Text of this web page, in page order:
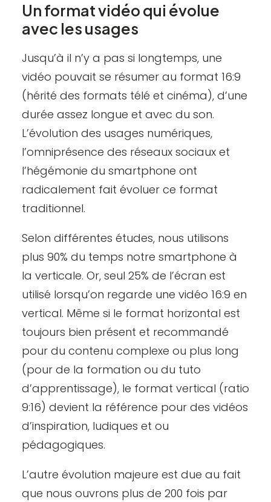
Un format vidéo qui évolue
avec les usages
Jusqu’à il n’y a pas si longtemps, une
vidéo pouvait se résumer au format 16:9
(hérité des formats télé et cinéma), d’une
durée assez longue et avec du son.
L’évolution des usages numériques,
l’omniprésence des réseaux sociaux et
l’hégémonie du smartphone ont
radicalement fait évoluer ce format
traditionnel.
Selon différentes études, nous utilisons
plus 90% du temps notre smartphone à
la verticale. Or, seul 25% de l’écran est
utilisé lorsqu’on regarde une vidéo 16:9 en
vertical. Même si le format horizontal est
toujours bien présent et recommandé
pour du contenu complexe ou plus long
(pour de la formation ou du tuto
d’apprentissage), le format vertical (ratio
9:16) devient la référence pour des vidéos
d’inspiration, ludiques et ou
pédagogiques.
L’autre évolution majeure est due au fait
que nous ouvrons plus de 200 fois par